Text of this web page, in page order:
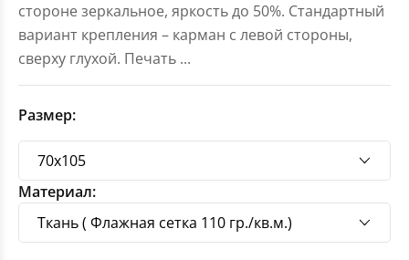
стороне зеркальное, яркость до 50%. Стандартный
вариант крепления – карман с левой стороны,
сверху глухой. Печать ...
Размер:
Материал: